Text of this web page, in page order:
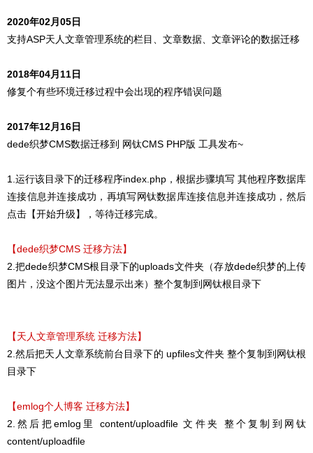
2020年02月05日
支持ASP天人文章管理系统的栏目、文章数据、文章评论的数据迁移
2018年04月11日
修复个有些环境迁移过程中会出现的程序错误问题
2017年12月16日
dede织梦CMS数据迁移到 网钛CMS PHP版 工具发布~
1.运行该目录下的迁移程序index.php，根据步骤填写 其他程序数据库
连接信息并连接成功，再填写网钛数据库连接信息并连接成功，然后
点击【开始升级】，等待迁移完成。
【dede织梦CMS 迁移方法】
2.把dede织梦CMS根目录下的uploads文件夹（存放dede织梦的上传
图片，没这个图片无法显示出来）整个复制到网钛根目录下
【天人文章管理系统 迁移方法】
2.然后把天人文章系统前台目录下的 upfiles文件夹 整个复制到网钛根
目录下
【emlog个人博客 迁移方法】
2.然后把emlog里 content/uploadfile 文件夹 整个复制到网钛
content/uploadfile